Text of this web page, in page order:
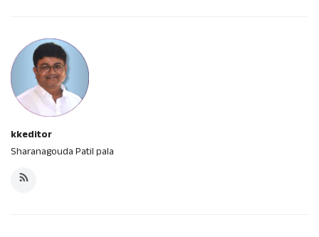
kkeditor
Sharanagouda Patil pala